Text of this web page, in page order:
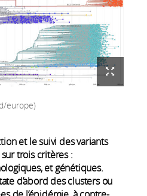
europe)
et le suivi des variants
trois critères :
et génétiques.
d’abord des clusters ou